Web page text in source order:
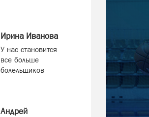
Ирина Иванова
У нас становится
все больше
болельщиков
Андрей